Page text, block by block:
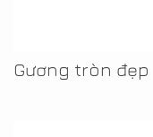
Gương tròn đẹp